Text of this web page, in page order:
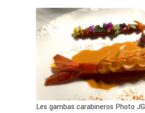
Les gambas carabineros Photo JG